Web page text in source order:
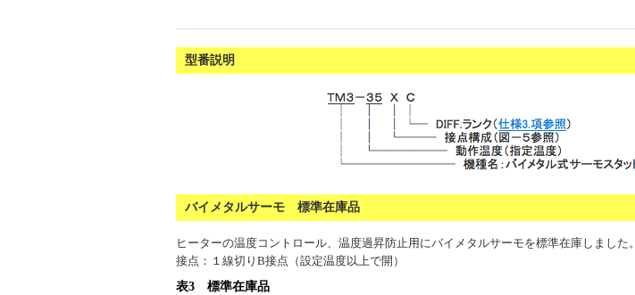
型番説明
バイメタルサーモ 標準在庫品
ヒーターの温度コントロール、温度過昇防止用にバイメタルサーモを標準在庫しました。
接点：１線切りB接点（設定温度以上で開）
表3 標準在庫品